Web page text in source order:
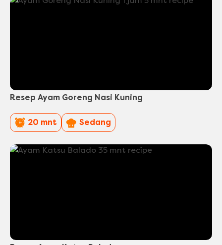
Resep Ayam Goreng Nasi Kuning
PreparationTime
20 mnt Difficulty
Sedang